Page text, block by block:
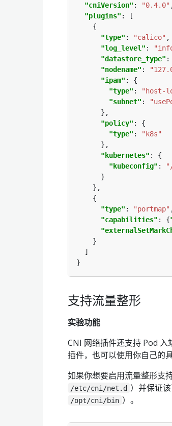
"cniVersion" : "0.4.0"
"plugins"
"type" : "calico"
"log_level" :
"datastore_type" :
"nodename" :
"ipam"
"type" : "host-
"subnet" :
"policy"
"type" :
"k8s"
"kubernetes"
"kubeconfig" :
"type" : "portmap"
"capabilities" : {
支持流量整形
实验功能
CNI 网络插件还支持 Pod 入
插件，也可以使用你自己的
如果你想要启用流量整形支
/etc/cni/net.d ）并保证
/opt/cni/bin ）。